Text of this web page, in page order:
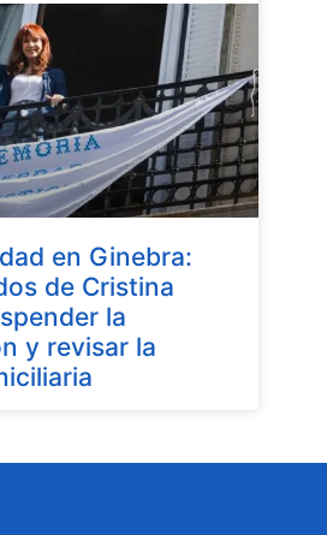
en Ginebra:
de Cristina
la
y revisar la